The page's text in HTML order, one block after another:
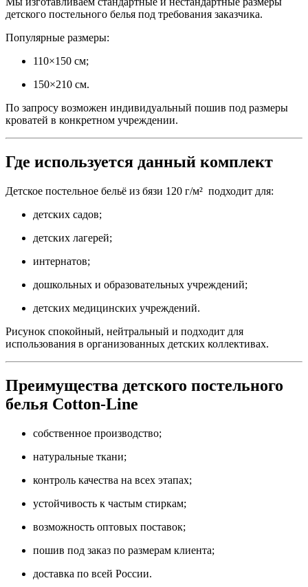
детского постельного белья под требования заказчика.
Популярные размеры:
110×150 см;
150×210 см.
По запросу возможен индивидуальный пошив под размеры
кроватей в конкретном учреждении.
Где используется данный комплект
Детское постельное бельё из бязи 120 г/м² подходит для:
детских садов;
детских лагерей;
интернатов;
дошкольных и образовательных учреждений;
детских медицинских учреждений.
Рисунок спокойный, нейтральный и подходит для
использования в организованных детских коллективах.
Преимущества детского постельного
белья Cotton-Line
собственное производство;
натуральные ткани;
контроль качества на всех этапах;
устойчивость к частым стиркам;
возможность оптовых поставок;
пошив под заказ по размерам клиента;
доставка по всей России.